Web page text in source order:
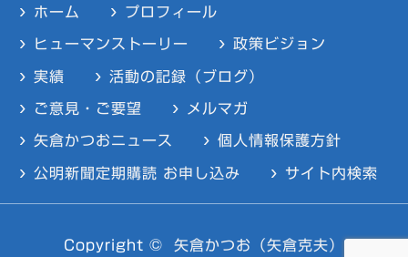
ホーム プロフィール
ヒューマンストーリー 政策ビジョン
実績 活動の記録（ブログ）
ご意見・ご要望 メルマガ
矢倉かつおニュース 個人情報保護方針
公明新聞定期購読 お申し込み サイト内検索
Copyright © 矢倉かつお（矢倉克夫）